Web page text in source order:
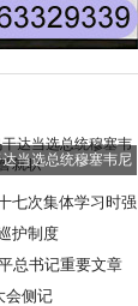
当选总统穆塞韦尼
七次集体学习时强
护制度
总书记重要文章
会侧记